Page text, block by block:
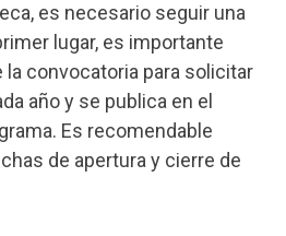
es necesario seguir una
lugar, es importante
convocatoria para solicitar
año y se publica en el
Es recomendable
de apertura y cierre de